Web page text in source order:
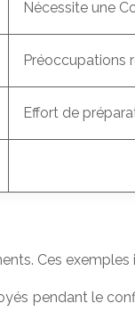
Nécessite une
Préoccupations
Effort de
Ces
pendant le